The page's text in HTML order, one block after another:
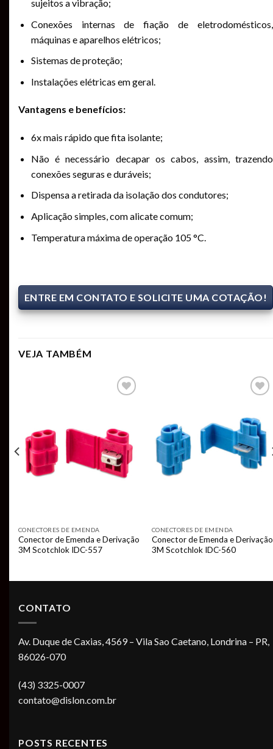
sujeitos a vibração;
Conexões internas de fiação de eletrodomésticos,
máquinas e aparelhos elétricos;
Sistemas de proteção;
Instalações elétricas em geral.
Vantagens e benefícios:
6x mais rápido que fita isolante;
Não é necessário decapar os cabos, assim, trazendo
conexões seguras e duráveis;
Dispensa a retirada da isolação dos condutores;
Aplicação simples, com alicate comum;
Temperatura máxima de operação 105 °C.
ENTRE EM CONTATO E SOLICITE UMA COTAÇÃO!
VEJA TAMBÉM
wishlist
CONECTORES DE EMENDA
Conector de Emenda e Derivação
3M Scotchlok IDC-557
Add to
wishlist
CONECTORES DE EMENDA
Conector de Emenda e Derivação
3M Scotchlok IDC-560
CONTATO
Av. Duque de Caxias, 4569 – Vila Sao Caetano, Londrina – PR,
86026-070
(43) 3325-0007
contato@dislon.com.br
POSTS RECENTES